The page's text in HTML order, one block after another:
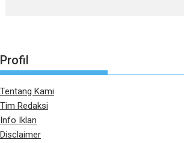
Profil
Tentang Kami
Tim Redaksi
Info Iklan
Disclaimer